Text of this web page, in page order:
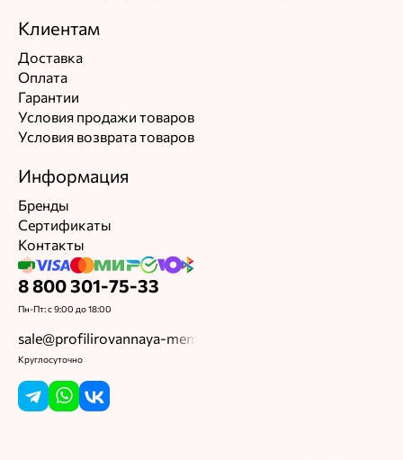
Клиентам
Доставка
Оплата
Гарантии
Условия продажи товаров
Условия возврата товаров
Информация
Бренды
Сертификаты
Контакты
8 800 301-75-33
Пн-Пт: с 9:00 до 18:00
sale@profilirovannaya-membrana.ru
Круглосуточно